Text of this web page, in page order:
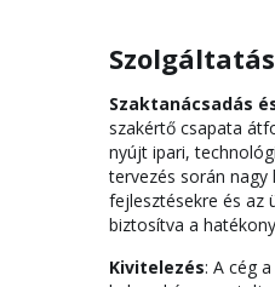
Szaktanácsadás
szakértő csapata
nyújt ipari,
tervezés során
fejlesztésekre és az
biztosítva a
Kivitelezés: A cég